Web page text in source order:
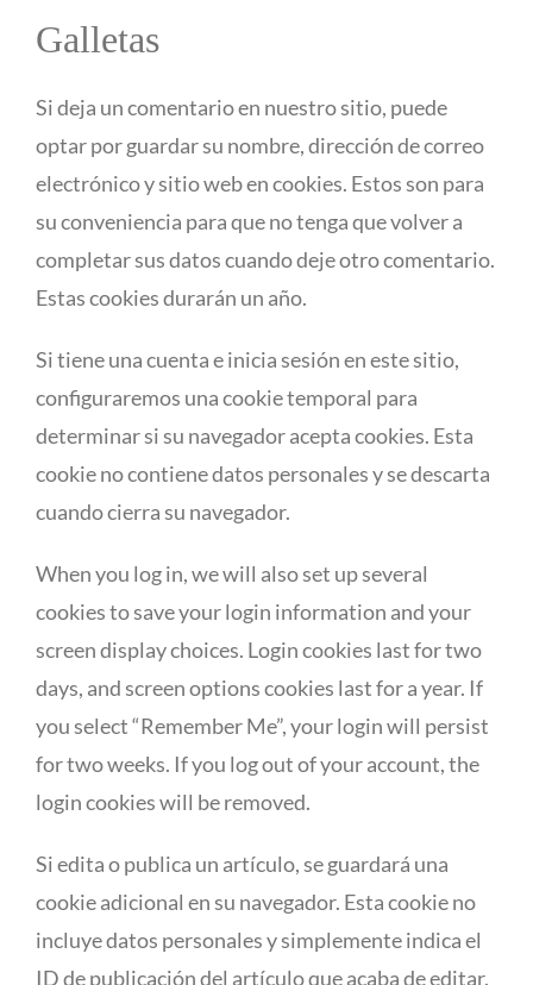
Galletas
Si deja un comentario en nuestro sitio, puede
optar por guardar su nombre, dirección de correo
electrónico y sitio web en cookies. Estos son para
su conveniencia para que no tenga que volver a
completar sus datos cuando deje otro comentario.
Estas cookies durarán un año.
Si tiene una cuenta e inicia sesión en este sitio,
configuraremos una cookie temporal para
determinar si su navegador acepta cookies. Esta
cookie no contiene datos personales y se descarta
cuando cierra su navegador.
When you log in, we will also set up several
cookies to save your login information and your
screen display choices. Login cookies last for two
days, and screen options cookies last for a year. If
you select “Remember Me”, your login will persist
for two weeks. If you log out of your account, the
login cookies will be removed.
Si edita o publica un artículo, se guardará una
cookie adicional en su navegador. Esta cookie no
incluye datos personales y simplemente indica el
ID de publicación del artículo que acaba de editar.